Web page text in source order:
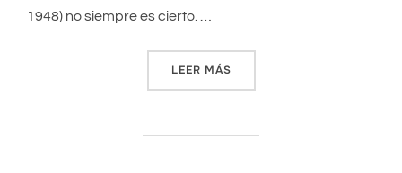
1948) no siempre es cierto. …
LEER MÁS